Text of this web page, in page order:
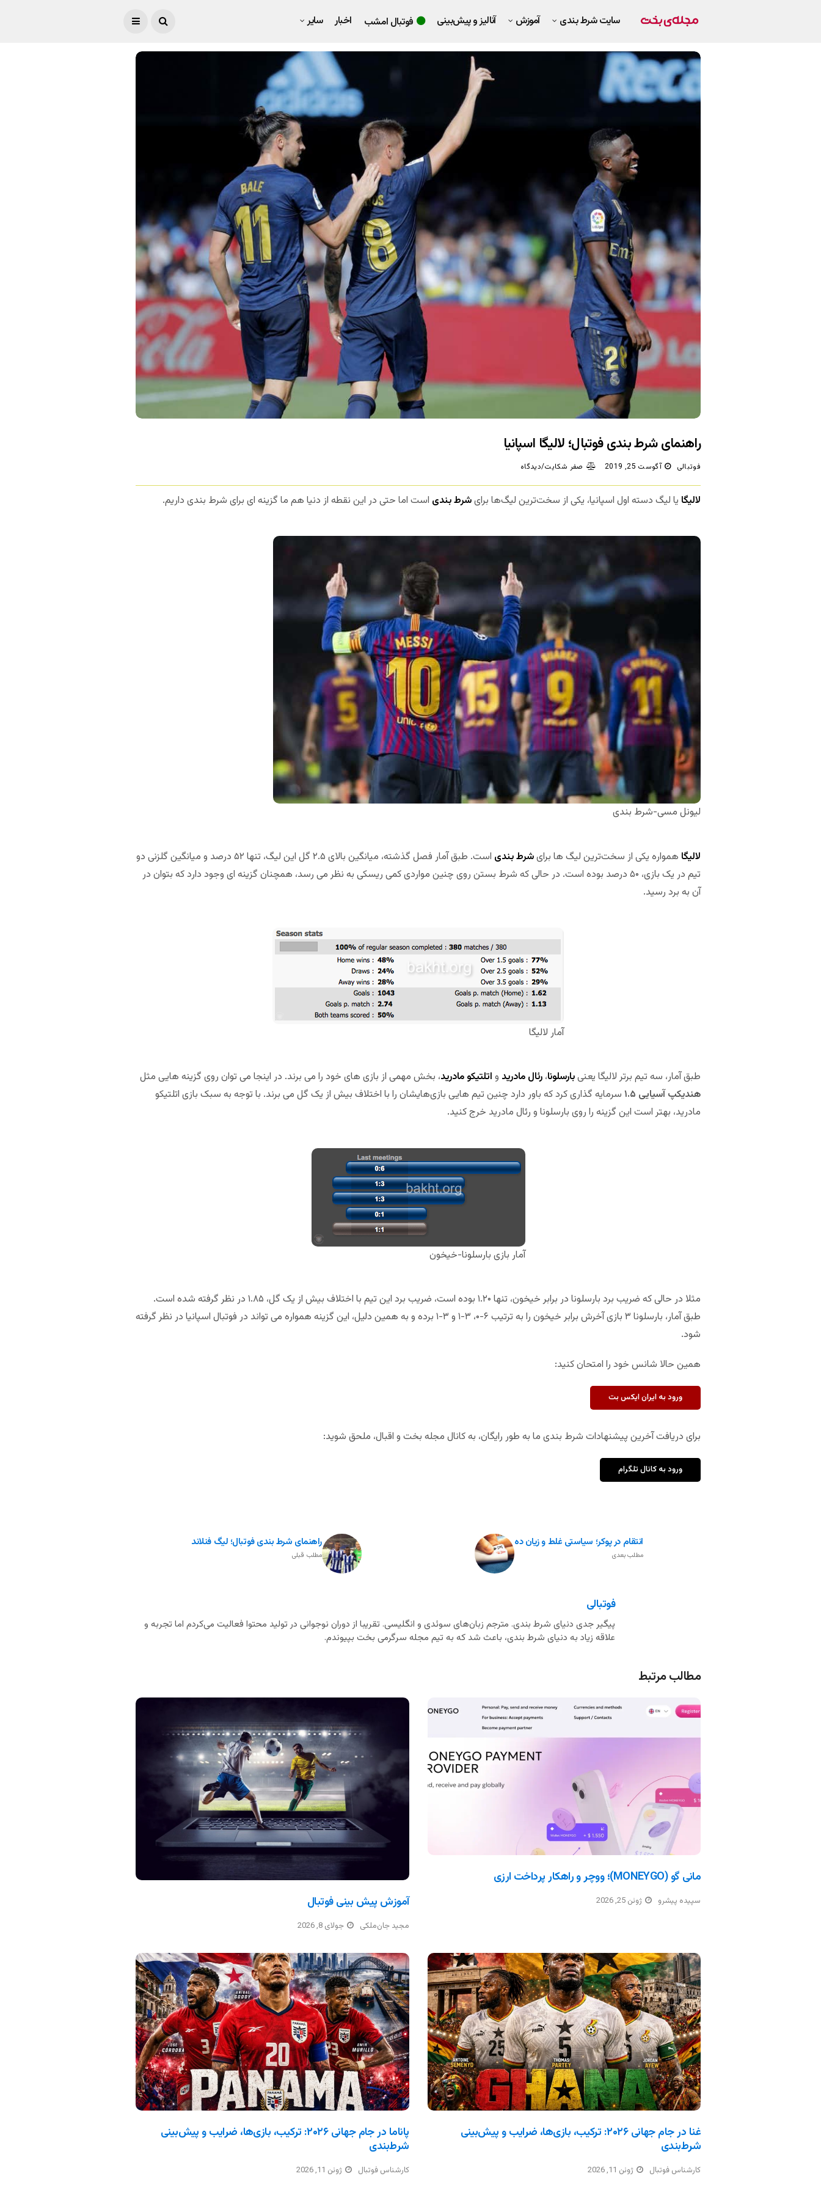
سایت شرط بندی آموزش آنالیز و پیش‌بینی فوتبال امشب اخبار سایر
راهنمای شرط بندی فوتبال؛ لالیگا اسپانیا
فوتبالی آگوست 25, 2019 صفر شکایت/دیدگاه
لالیگا یا لیگ دسته اول اسپانیا، یکی از سخت‌ترین لیگ‌ها برایشرط بندی است اما حتی در این نقطه از دنیا هم ما گزینه ای برای شرط بندی داریم.
لیونل مسی-شرط بندی
لالیگا همواره یکی از سخت‌ترین لیگ ها برایشرط بندی
است. طبق آمار فصل گذشته، میانگین بالای ۲.۵ گل این لیگ، تنها ۵۲ درصد و میانگین گلزنی دو
تیم در یک بازی، ۵۰ درصد بوده است. در حالی که شرط بستن روی چنین مواردی کمی ریسکی به نظر می رسد، همچنان گزینه ای وجود دارد که بتوان در
آن به برد رسید.
آمار لالیگا
طبق آمار، سه تیم برتر لالیگا یعنیبارسلونا، رئال مادرید و اتلتیکو مادرید، بخش مهمی از بازی های خود را می برند. در اینجا می توان روی گزینه هایی مثل
هندیکپ آسیایی ۱.۵
سرمایه گذاری کرد که باور دارد چنین تیم هایی بازی‌هایشان را با اختلاف بیش از یک گل می برند. با توجه به سبک بازی اتلتیکو
مادرید، بهتر است این گزینه را روی بارسلونا و رئال مادرید خرج کنید.
آمار بازی بارسلونا-خیخون
مثلا در حالی که ضریب برد بارسلونا در برابر خیخون، تنها ۱.۲۰ بوده است، ضریب برد این تیم با اختلاف بیش از یک گل، ۱.۸۵ در نظر گرفته شده است.
طبق آمار، بارسلونا ۳ بازی آخرش برابر خیخون را به ترتیب ۶-۰، ۳-۱ و ۳-۱ برده و به همین دلیل، این گزینه همواره می تواند در فوتبال اسپانیا در نظر گرفته
شود.
همین حالا شانس خود را امتحان کنید:
ورود به ایران ایکس بت
برای دریافت آخرین پیشنهادات شرط بندی ما به طور رایگان، به کانال مجله بخت و اقبال، ملحق شوید:
ورود به کانال تلگرام
راهنمای شرط بندی فوتبال؛ لیگ فنلاند
مطلب قبلی
انتقام در پوکر؛ سیاستی غلط و زیان ده
مطلب بعدی
فوتبالی
پیگیر جدی دنیای شرط بندی. مترجم زبان‌های سوئدی و انگلیسی. تقریبا از دوران نوجوانی در تولید محتوا فعالیت می‌کردم اما تجربه و
علاقه زیاد به دنیای شرط بندی، باعث شد که به تیم مجله سرگرمی بخت بپیوندم.
مطالب مرتبط
آموزش پیش بینی فوتبال
مجید جان‌ملکی جولای 8, 2026
مانی گو (MONEYGO)؛ ووچر و راهکار پرداخت ارزی
سپیده پیشرو ژوئن 25, 2026
پاناما در جام جهانی ۲۰۲۶: ترکیب، بازی‌ها، ضرایب و پیش‌بینی
شرط‌بندی
کارشناس فوتبال ژوئن 11, 2026
غنا در جام جهانی ۲۰۲۶: ترکیب، بازی‌ها، ضرایب و پیش‌بینی
شرط‌بندی
کارشناس فوتبال ژوئن 11, 2026